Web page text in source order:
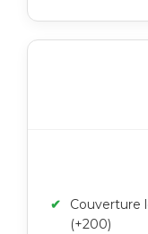
Couverture
(+200)